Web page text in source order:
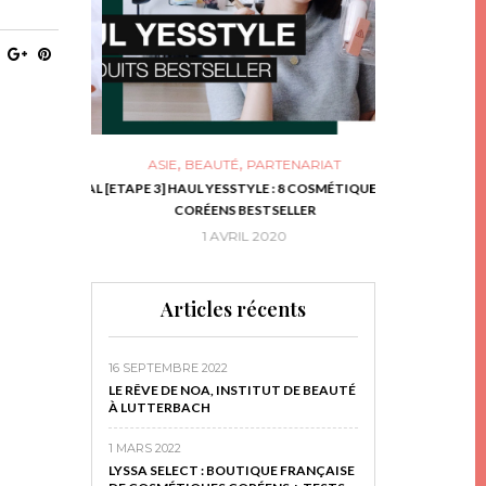
ASIE,BEAUTÉ,PARTENARIAT
[ETAPE 3] HAUL YESSTYLE : 8 COSMÉTIQUES
CORÉENS BESTSELLER
1 AVRIL 2020
Articles récents
16 SEPTEMBRE 2022
LE RÊVE DE NOA, INSTITUT DE BEAUTÉ
À LUTTERBACH
1 MARS 2022
LYSSA SELECT : BOUTIQUE FRANÇAISE